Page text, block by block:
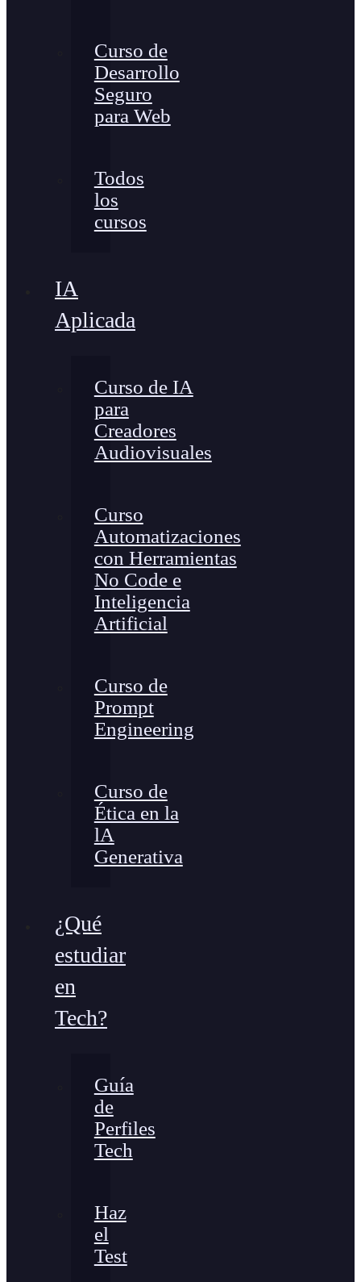
Curso de
Desarrollo
Seguro
para Web
Todos
los
cursos
IA
Aplicada
Curso de IA
para
Creadores
Audiovisuales
Curso
Automatizaciones
con Herramientas
No Code e
Inteligencia
Artificial
Curso de
Prompt
Engineering
Curso de
Ética en la
lA
Generativa
¿Qué
estudiar
en
Tech?
Guía
de
Perfiles
Tech
Haz
el
Test